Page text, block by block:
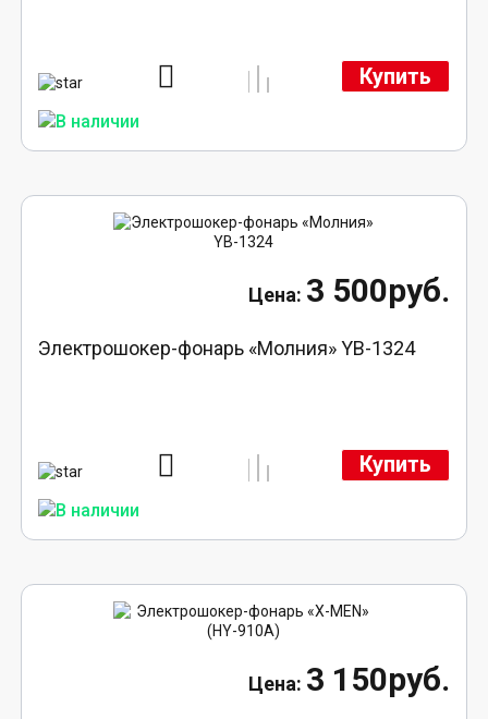
Купить
3 500руб.
Электрошокер-фонарь «Молния» YB-1324
Купить
3 150руб.